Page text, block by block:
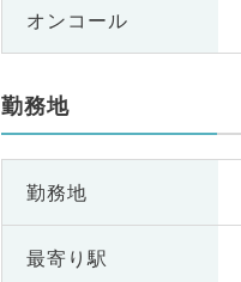
オンコール
勤務地
勤務地
最寄り駅